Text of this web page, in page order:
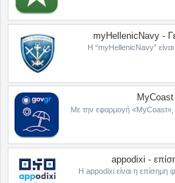
myHellenicNavy -
Η “myHellenicNavy”
MyCoast
Με την εφαρμογή «MyCoast»,
appodixi -
Η appodixi είναι η επίσημη